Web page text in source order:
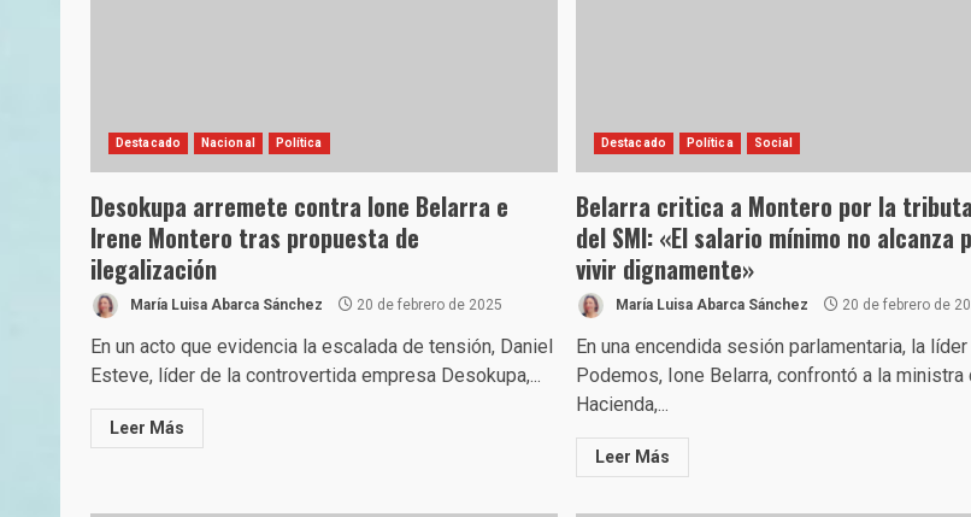
Destacado Nacional Política
Desokupa arremete contra Ione Belarra e
Irene Montero tras propuesta de
ilegalización
María Luisa Abarca Sánchez 20 de febrero de 2025
En un acto que evidencia la escalada de tensión, Daniel
Esteve, líder de la controvertida empresa Desokupa,...
Leer Más
Destacado Política Social
Belarra critica a Montero por la
del SMI: «El salario mínimo no alcanza
vivir dignamente»
María Luisa Abarca Sánchez 20 de febrero de
En una encendida sesión parlamentaria, la
Podemos, Ione Belarra, confrontó a la ministra
Hacienda,...
Leer Más